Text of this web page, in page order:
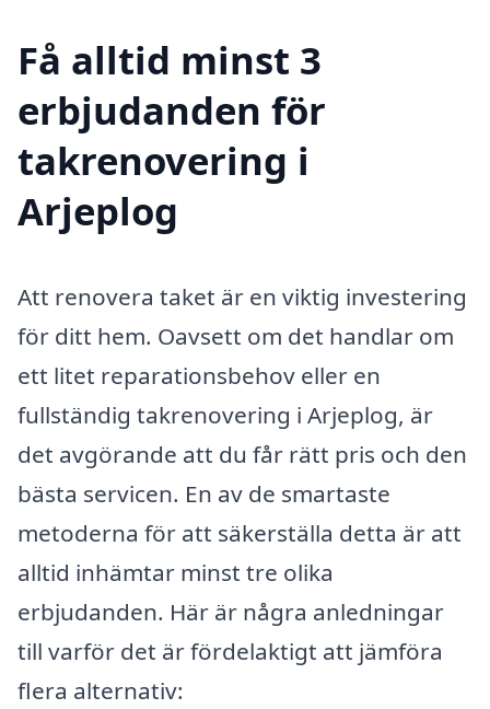
Få alltid minst 3
erbjudanden för
takrenovering i
Arjeplog
Att renovera taket är en viktig investering
för ditt hem. Oavsett om det handlar om
ett litet reparationsbehov eller en
fullständig takrenovering i Arjeplog, är
det avgörande att du får rätt pris och den
bästa servicen. En av de smartaste
metoderna för att säkerställa detta är att
alltid inhämtar minst tre olika
erbjudanden. Här är några anledningar
till varför det är fördelaktigt att jämföra
flera alternativ: